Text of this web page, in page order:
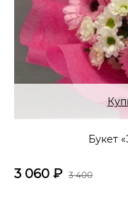
Букет
3 060 ₽ 3 400